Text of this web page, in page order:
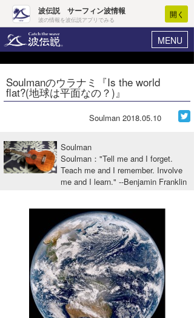
波伝説 サーフィン波情報
波の情報を波伝説アプリでみる
開く
MENU
ヘルプ マイホーム
ログイン
波情報･概況
WAVE HUNTER波予想ツール
サーフィンエリアガイド
会員メニュー
今月のプレゼント
Soulmanのウラナミ『Is the world
flat?(地球は平面なの？)』
Soulman 2018.05.10
Soulman
Soulman："Tell me and I forget.
Teach me and I remember. Involve
me and I learn." --Benjamin Franklin
Core Surf Japan
アート＆エンタメ
トラベル
ショップ情報
ショップ情報
湘南
千葉北
ウラナミ
お知らせ
その他